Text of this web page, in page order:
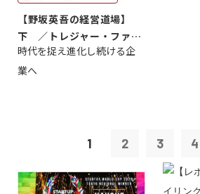
【野坂英吾の経営道場】
下 ／トレジャー・ファク
トリー社長野坂...
時代を捉え進化し続ける企
業へ
1 2 3 4